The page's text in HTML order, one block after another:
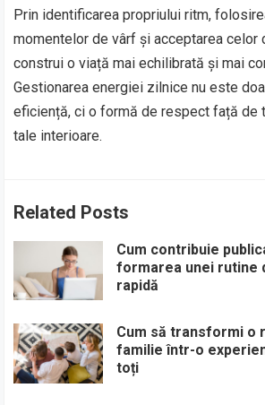
Prin identificarea propriului ritm,
momentelor de vârf și acceptarea
construi o viață mai echilibrată și mai
Gestionarea energiei zilnice nu este
eficiență, ci o formă de respect față de
tale interioare.
Related Posts
Cum contribuie
formarea unei rutine
rapidă
Cum să transformi o
familie într-o
toți